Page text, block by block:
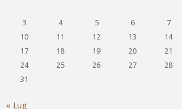
3
4 5 6 7
10
11 12 13 14
17
18 19 20 21
24
25 26 27 28
31
« Lug